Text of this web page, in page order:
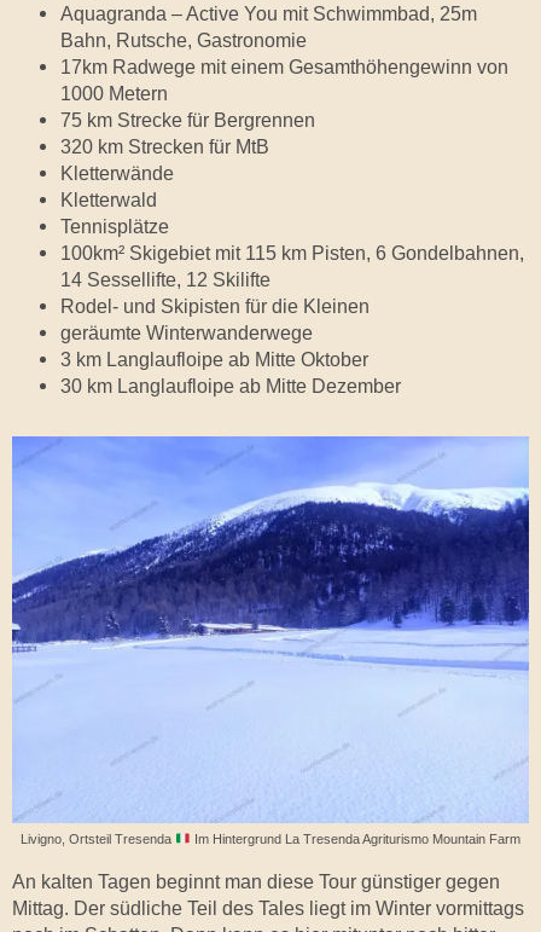
Aquagranda – Active You mit Schwimmbad, 25m
Bahn, Rutsche, Gastronomie
17km Radwege mit einem Gesamthöhengewinn von
1000 Metern
75 km Strecke für Bergrennen
320 km Strecken für MtB
Kletterwände
Kletterwald
Tennisplätze
100km² Skigebiet mit 115 km Pisten, 6 Gondelbahnen,
14 Sessellifte, 12 Skilifte
Rodel- und Skipisten für die Kleinen
geräumte Winterwanderwege
3 km Langlaufloipe ab Mitte Oktober
30 km Langlaufloipe ab Mitte Dezember
Livigno, Ortsteil Tresenda Im Hintergrund La Tresenda Agriturismo Mountain Farm
An kalten Tagen beginnt man diese Tour günstiger gegen
Mittag. Der südliche Teil des Tales liegt im Winter vormittags